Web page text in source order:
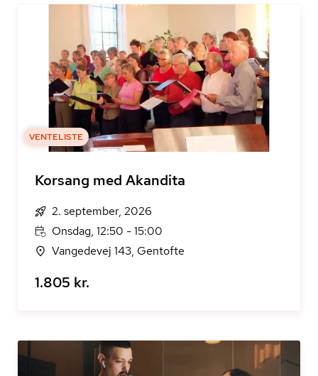
VENTELISTE
Korsang med Akandita
2. september, 2026
Onsdag, 12:50 - 15:00
Vangedevej 143, Gentofte
1.805 kr.